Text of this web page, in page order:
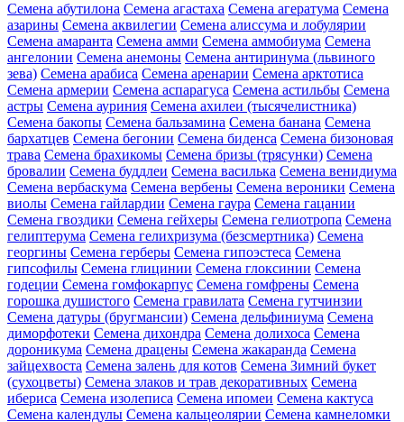
Семена абутилона Семена агастаха Семена агератума Семена
азарины Семена аквилегии Семена алиссума и лобулярии
Семена амаранта Семена амми Семена аммобиума Семена
ангелонии Семена анемоны Семена антиринума (львиного
зева) Семена арабиса Семена аренарии Семена арктотиса
Семена армерии Семена аспарагуса Семена астильбы Семена
астры Семена ауриния Семена ахилеи (тысячелистника)
Семена бакопы Семена бальзамина Семена банана Семена
бархатцев Семена бегонии Семена биденса Семена бизоновая
трава Семена брахикомы Семена бризы (трясунки) Семена
бровалии Семена буддлеи Семена василька Семена венидиума
Семена вербаскума Семена вербены Семена вероники Семена
виолы Семена гайлардии Семена гаура Семена гацании
Семена гвоздики Семена гейхеры Семена гелиотропа Семена
гелиптерума Семена гелихризума (безсмертника) Семена
георгины Семена герберы Семена гипоэстеса Семена
гипсофилы Семена глицинии Семена глоксинии Семена
годеции Семена гомфокарпус Семена гомфрены Семена
горошка душистого Семена гравилата Семена гутчинзии
Семена датуры (бругмансии) Семена дельфиниума Семена
диморфотеки Семена дихондра Семена долихоса Семена
дороникума Семена драцены Семена жакаранда Семена
зайцехвоста Семена залень для котов Семена Зимний букет
(сухоцветы) Семена злаков и трав декоративных Семена
ибериса Семена изолеписа Семена ипомеи Семена кактуса
Семена календулы Семена кальцеолярии Семена камнеломки